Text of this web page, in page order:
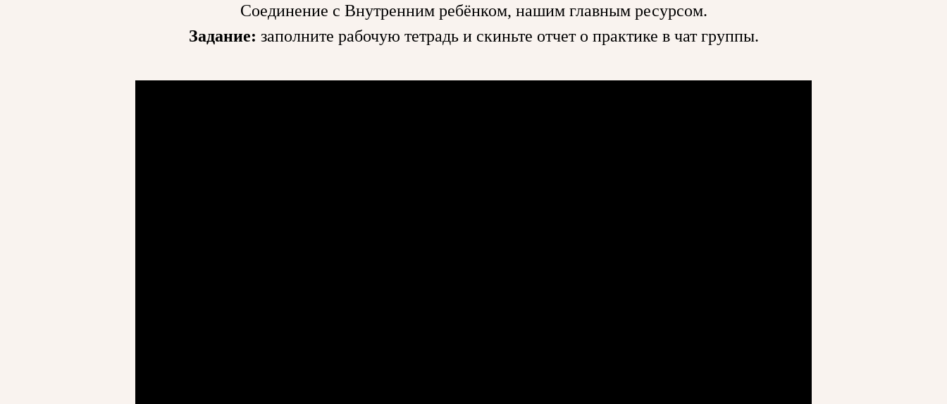
Соединение с Внутренним ребёнком, нашим главным ресурсом.
Задание: заполните рабочую тетрадь и скиньте отчет о практике в чат группы.